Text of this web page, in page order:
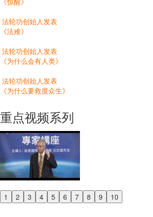
法轮功创始人发表
《法难》
法轮功创始人发表
《为什么会有人类》
法轮功创始人发表
《为什么要救度众生》
重点视频系列
1 2 3 4 5 6 7 8 9 10
Previous